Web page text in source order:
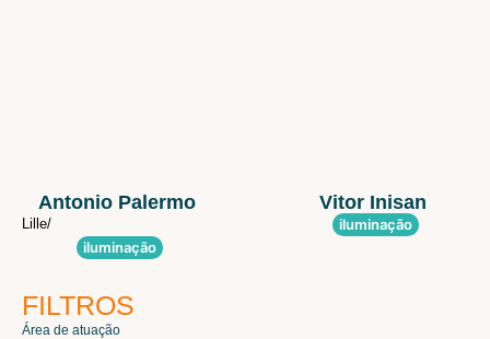
Antonio Palermo
Lille/
iluminação
Vitor Inisan
iluminação
FILTROS
Área de atuação